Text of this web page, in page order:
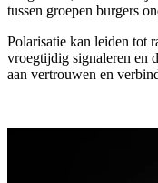
tussen groepen burgers
Polarisatie kan leiden tot
vroegtijdig signaleren en
aan vertrouwen en